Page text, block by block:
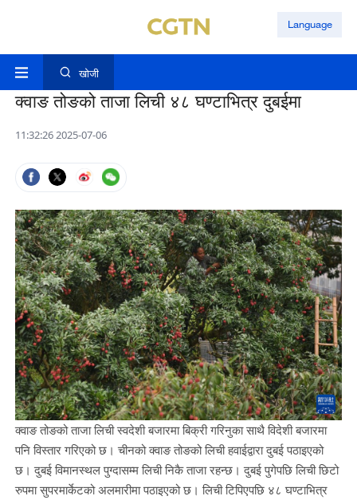
Language
खोजी
क्वाङ तोङको ताजा लिची ४८ घण्टाभित्र दुबईमा
11:32:26 2025-07-06
क्वाङ तोङको ताजा लिची स्वदेशी बजारमा बिक्री गरिनुका साथै विदेशी बजारमा
पनि विस्तार गरिएको छ। चीनको क्वाङ तोङको लिची हवाईद्वारा दुबई पठाइएको
छ। दुबई विमानस्थल पुग्दासम्म लिची निकै ताजा रहन्छ। दुबई पुगेपछि लिची छिटो
रुपमा सुपरमार्केटको अलमारीमा पठाइएको छ। लिची टिपिएपछि ४८ घण्टाभित्र